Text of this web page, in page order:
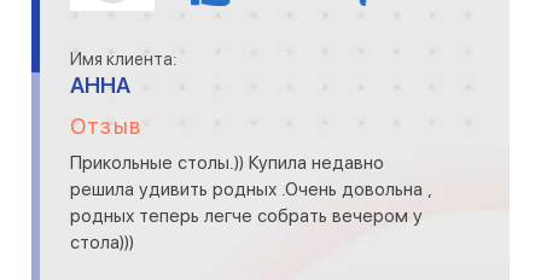
Имя клиента:
АННА
Отзыв
Прикольные столы.)) Купила недавно
решила удивить родных .Очень довольна ,
родных теперь легче собрать вечером у
стола)))